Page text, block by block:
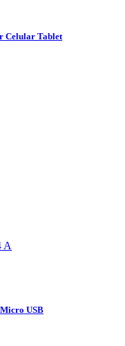
Celular Tablet
USB